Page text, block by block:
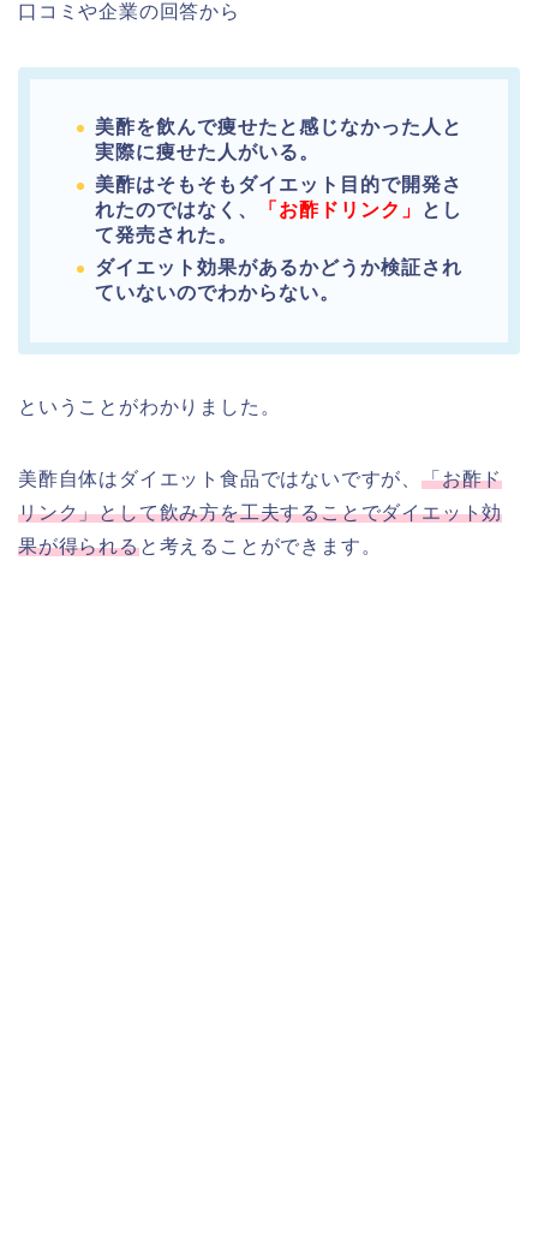
口コミや企業の回答から
美酢を飲んで痩せたと感じなかった人と
実際に痩せた人がいる。
美酢はそもそもダイエット目的で開発さ
れたのではなく、
「お酢ドリンク」
とし
て発売された。
ダイエット効果があるかどうか検証され
ていないのでわからない。
ということがわかりました。
美酢自体はダイエット食品ではないですが、 「お酢ド
リンク」として飲み方を工夫することでダイエット効
果が得られると考えることができます。